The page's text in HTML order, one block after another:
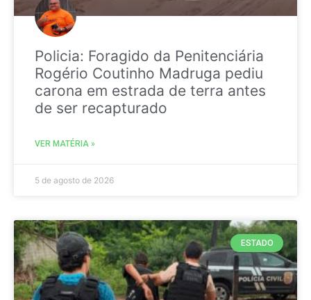
Policia: Foragido da Penitenciária
Rogério Coutinho Madruga pediu
carona em estrada de terra antes
de ser recapturado
VER MATÉRIA »
5 de agosto de 2026
ESTADO